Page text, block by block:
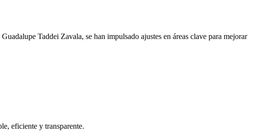
Guadalupe Taddei Zavala, se han impulsado ajustes en áreas clave para mejorar
eficiente y transparente.